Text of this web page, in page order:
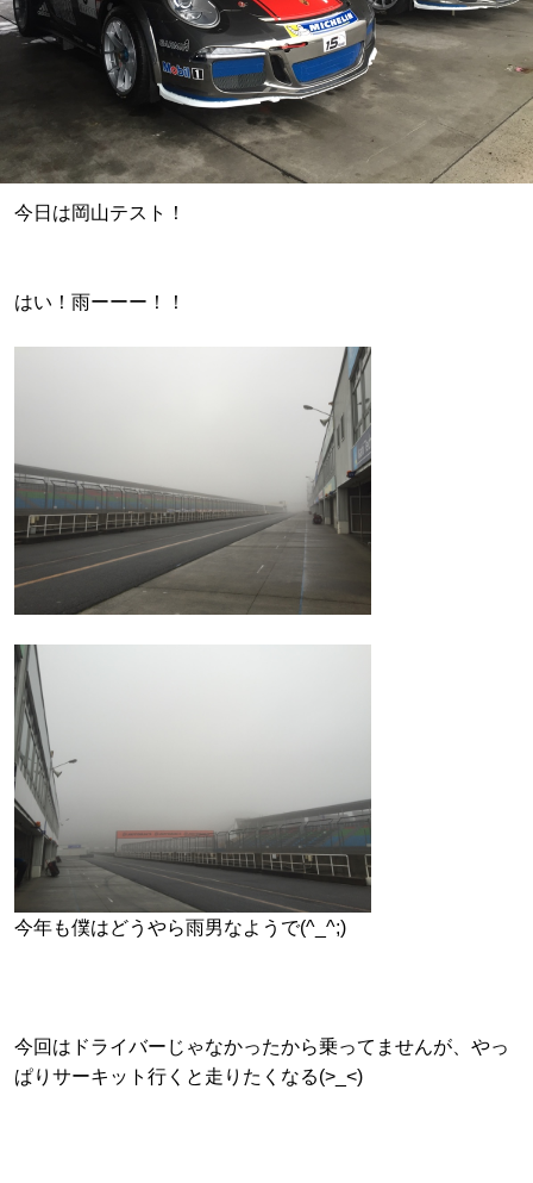
今日は岡山テスト！
はい！雨ーーー！！
今年も僕はどうやら雨男なようで(^_^;)
今回はドライバーじゃなかったから乗ってませんが、やっ
ぱりサーキット行くと走りたくなる(>_<)